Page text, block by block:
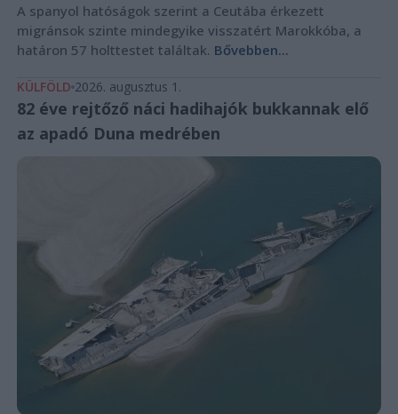
A spanyol hatóságok szerint a Ceutába érkezett
migránsok szinte mindegyike visszatért Marokkóba, a
határon 57 holttestet találtak. Bővebben...
KÜLFÖLD 2026. augusztus 1.
82 éve rejtőző náci hadihajók bukkannak elő
az apadó Duna medrében